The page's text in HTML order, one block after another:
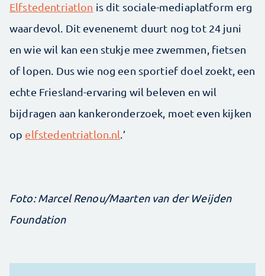
Elfstedentriatlon is dit sociale-media­platform erg
waardevol. Dit evenenemt duurt nog tot 24 juni
en wie wil kan een stukje mee zwemmen, fietsen
of lopen. Dus wie nog een sportief doel zoekt, een
­echte Friesland-ervaring wil beleven en wil
bijdragen aan kanker­onderzoek, moet even kijken
op elfstedentriatlon.nl.’
Foto: Marcel Renou/Maarten van der Weijden
Foundation